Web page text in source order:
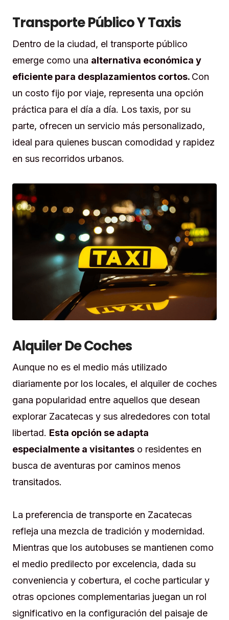
Transporte Público Y Taxis
Dentro de la ciudad, el transporte público
emerge como una alternativa económica y
eficiente para desplazamientos cortos. Con
un costo fijo por viaje, representa una opción
práctica para el día a día. Los taxis, por su
parte, ofrecen un servicio más personalizado,
ideal para quienes buscan comodidad y rapidez
en sus recorridos urbanos.
Alquiler De Coches
Aunque no es el medio más utilizado
diariamente por los locales, el alquiler de coches
gana popularidad entre aquellos que desean
explorar Zacatecas y sus alrededores con total
libertad. Esta opción se adapta
especialmente a visitantes o residentes en
busca de aventuras por caminos menos
transitados.
La preferencia de transporte en Zacatecas
refleja una mezcla de tradición y modernidad.
Mientras que los autobuses se mantienen como
el medio predilecto por excelencia, dada su
conveniencia y cobertura, el coche particular y
otras opciones complementarias juegan un rol
significativo en la configuración del paisaje de